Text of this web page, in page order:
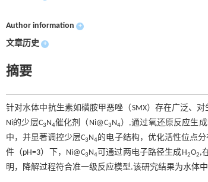
Author information +
文章历史 +
摘要
针对水体中抗生素如磺胺甲恶唑（SMX）存在广泛、
Ni的少层C3N4催化剂（Ni@C3N4）,通过氧还原反应生成
中，并显著调控少层C3N4的电子结构，优化活性位点
件（pH=3）下，Ni@C3N4可通过两电子路径生成H2O2,
明，降解过程符合准一级反应模型.该研究结果为水体